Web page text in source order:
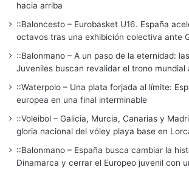
hacia arriba
::Baloncesto – Eurobasket U16. España
octavos tras una exhibición colectiva ante
::Balonmano – A un paso de la eternidad:
Juveniles buscan revalidar el trono
::Waterpolo – Una plata forjada al límite:
europea en una final interminable
::Voleibol – Galicia, Murcia, Canarias y
gloria nacional del vóley playa base en
::Balonmano – España busca cambiar la
Dinamarca y cerrar el Europeo juvenil con